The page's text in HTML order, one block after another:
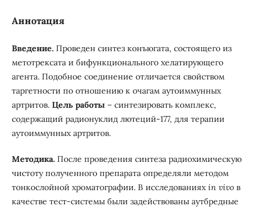
Аннотация
Введение.Проведен синтез конъюгата, состоящего из
метотрексата и бифункционального хелатирующего
агента. Подобное соединение отличается свойством
таргетности по отношению к очагам аутоиммунных
артритов. Цель работы– синтезировать комплекс,
содержащий радионуклид лютеций-177, для терапии
аутоиммунных артритов.
Методика.После проведения синтеза радиохимическую
чистоту полученного препарата определяли методом
тонкослойной хроматографии. В исследованияхin vivoв
качестве тест-системы были задействованы аутбредные